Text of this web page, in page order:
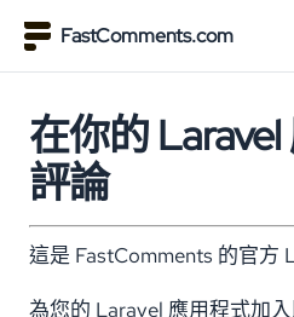
FastComments.com
在你的
評論
這是 FastComments 的官方
為您的 Laravel 應用程式加